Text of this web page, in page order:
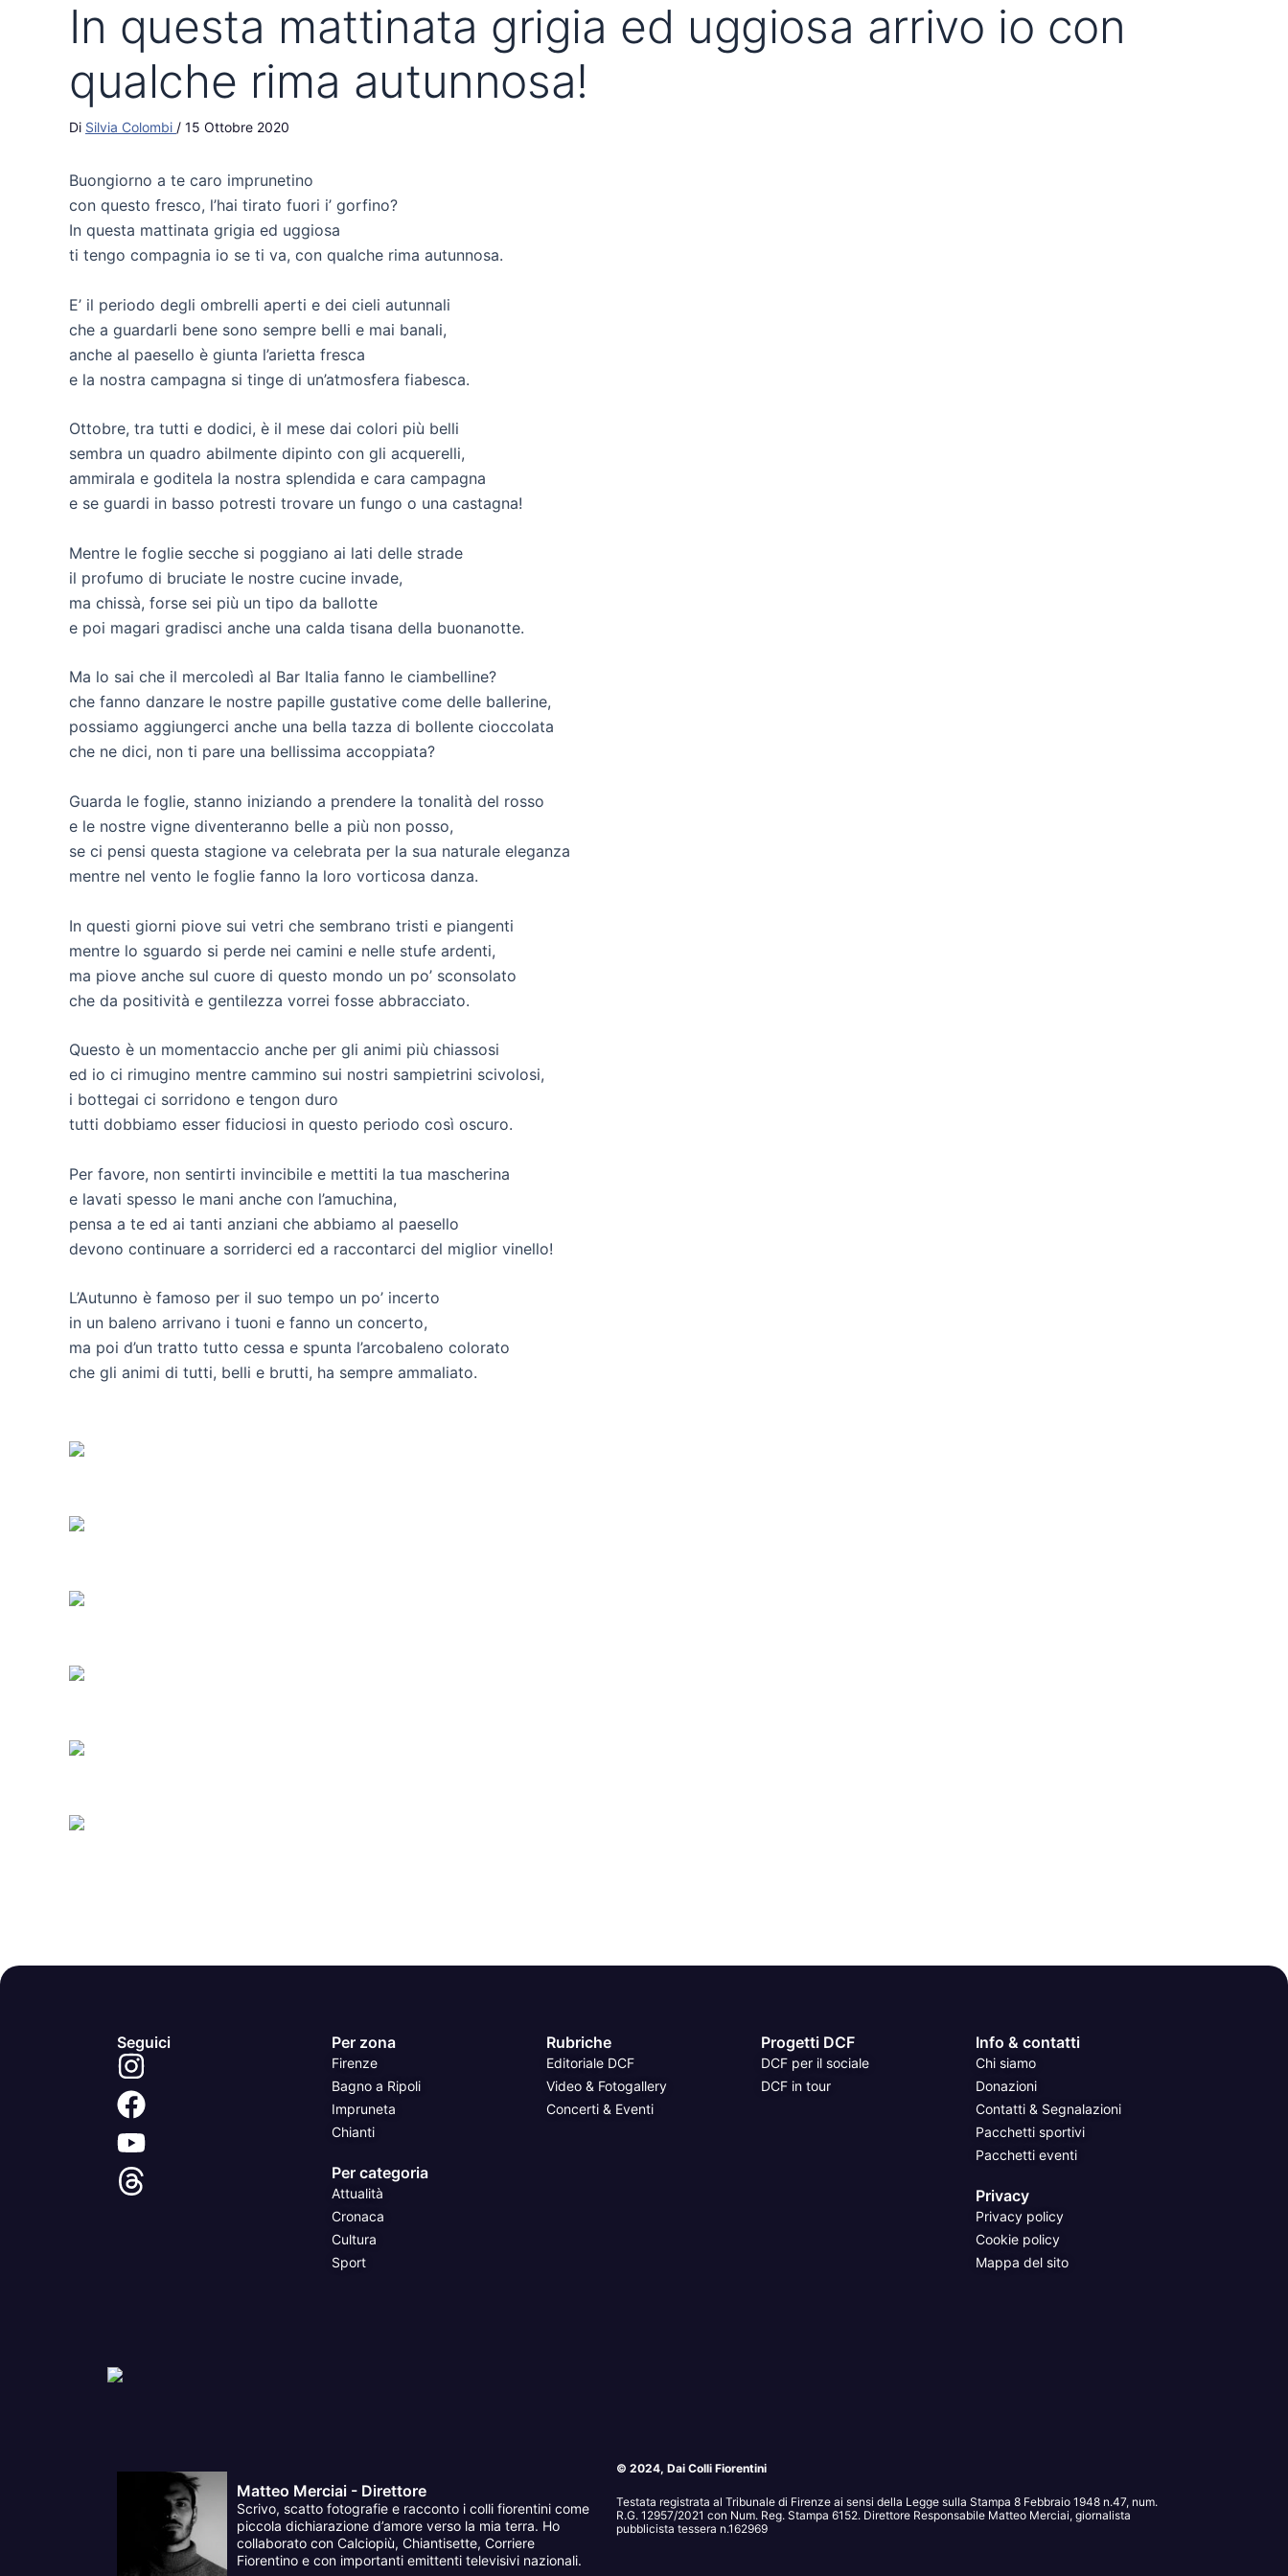
In questa mattinata grigia ed uggiosa arrivo io con
qualche rima autunnosa!
Di Silvia Colombi / 15 Ottobre 2020
Buongiorno a te caro imprunetino
con questo fresco, l’hai tirato fuori i’ gorfino?
In questa mattinata grigia ed uggiosa
ti tengo compagnia io se ti va, con qualche rima autunnosa.
E’ il periodo degli ombrelli aperti e dei cieli autunnali
che a guardarli bene sono sempre belli e mai banali,
anche al paesello è giunta l’arietta fresca
e la nostra campagna si tinge di un’atmosfera fiabesca.
Ottobre, tra tutti e dodici, è il mese dai colori più belli
sembra un quadro abilmente dipinto con gli acquerelli,
ammirala e goditela la nostra splendida e cara campagna
e se guardi in basso potresti trovare un fungo o una castagna!
Mentre le foglie secche si poggiano ai lati delle strade
il profumo di bruciate le nostre cucine invade,
ma chissà, forse sei più un tipo da ballotte
e poi magari gradisci anche una calda tisana della buonanotte.
Ma lo sai che il mercoledì al Bar Italia fanno le ciambelline?
che fanno danzare le nostre papille gustative come delle ballerine,
possiamo aggiungerci anche una bella tazza di bollente cioccolata
che ne dici, non ti pare una bellissima accoppiata?
Guarda le foglie, stanno iniziando a prendere la tonalità del rosso
e le nostre vigne diventeranno belle a più non posso,
se ci pensi questa stagione va celebrata per la sua naturale eleganza
mentre nel vento le foglie fanno la loro vorticosa danza.
In questi giorni piove sui vetri che sembrano tristi e piangenti
mentre lo sguardo si perde nei camini e nelle stufe ardenti,
ma piove anche sul cuore di questo mondo un po’ sconsolato
che da positività e gentilezza vorrei fosse abbracciato.
Questo è un momentaccio anche per gli animi più chiassosi
ed io ci rimugino mentre cammino sui nostri sampietrini scivolosi,
i bottegai ci sorridono e tengon duro
tutti dobbiamo esser fiduciosi in questo periodo così oscuro.
Per favore, non sentirti invincibile e mettiti la tua mascherina
e lavati spesso le mani anche con l’amuchina,
pensa a te ed ai tanti anziani che abbiamo al paesello
devono continuare a sorriderci ed a raccontarci del miglior vinello!
L’Autunno è famoso per il suo tempo un po’ incerto
in un baleno arrivano i tuoni e fanno un concerto,
ma poi d’un tratto tutto cessa e spunta l’arcobaleno colorato
che gli animi di tutti, belli e brutti, ha sempre ammaliato.
Seguici Per zona
Firenze
Bagno a Ripoli
Impruneta
Chianti
Per categoria
Attualità
Cronaca
Cultura
Sport
Rubriche
Editoriale DCF
Video & Fotogallery
Concerti & Eventi
Progetti DCF
DCF per il sociale
DCF in tour
Info & contatti
Chi siamo
Donazioni
Contatti & Segnalazioni
Pacchetti sportivi
Pacchetti eventi
Privacy
Privacy policy
Cookie policy
Mappa del sito
Matteo Merciai - Direttore
Scrivo, scatto fotografie e racconto i colli fiorentini come
piccola dichiarazione d’amore verso la mia terra. Ho
collaborato con Calciopiù, Chiantisette, Corriere
Fiorentino e con importanti emittenti televisivi nazionali.
© 2024, Dai Colli Fiorentini
Testata registrata al Tribunale di Firenze ai sensi della Legge sulla Stampa 8 Febbraio 1948 n.47, num.
R.G. 12957/2021 con Num. Reg. Stampa 6152. Direttore Responsabile Matteo Merciai, giornalista
pubblicista tessera n.162969